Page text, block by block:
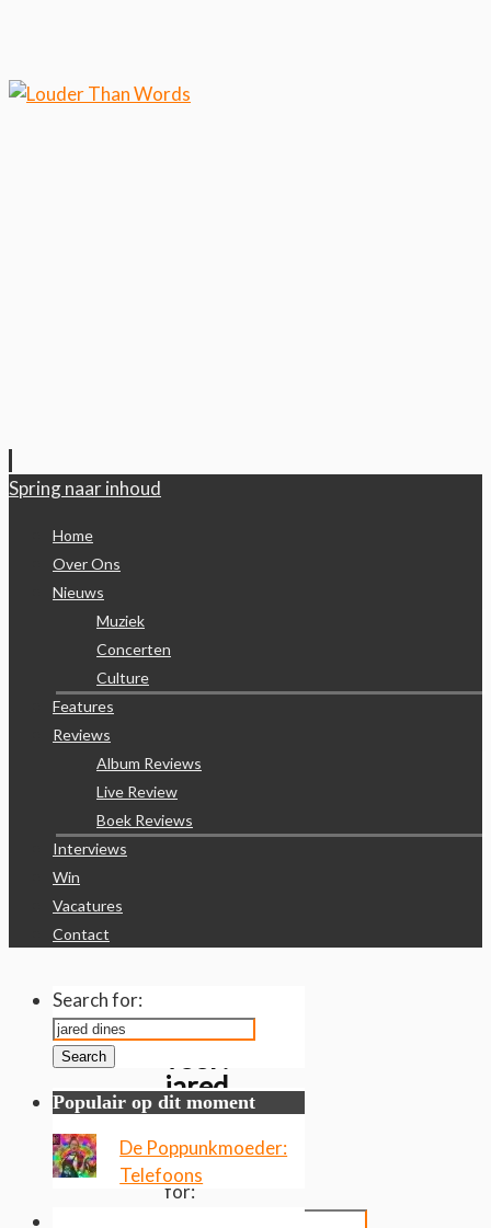
Spring naar inhoud
Home
Over Ons
Nieuws
Muziek
Concerten
Culture
Features
Reviews
Album Reviews
Live Review
Boek Reviews
Interviews
Win
Vacatures
Contact
resultaten
jared
dines
Search
for:
Search for:
Search
Populair op dit moment
De Poppunkmoeder:
Telefoons
Klik hier als je meer wilt weten over ons